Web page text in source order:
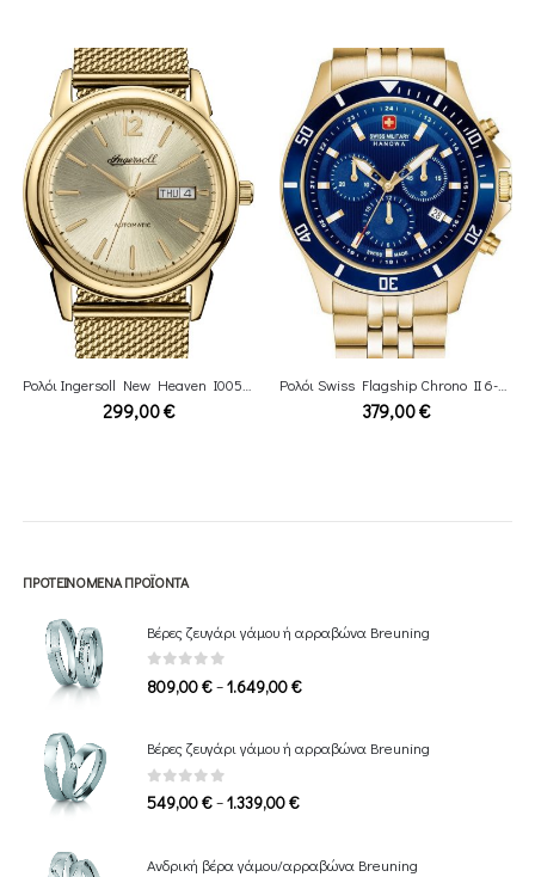
299,00€ 379,00€
ΠΡΟΤΕΙΝΌΜΕΝΑ ΠΡΟΪΌΝΤΑ
Βέρες ζευγάρι γάμου ή αρραβώνα Breuning
0 out of 5
809,00€–1.649,00€Price
through
Βέρες ζευγάρι γάμου ή αρραβώνα Breuning
0 out of 5
549,00€–1.339,00€Price
Ανδρική βέρα γάμου/αρραβώνα Breuning